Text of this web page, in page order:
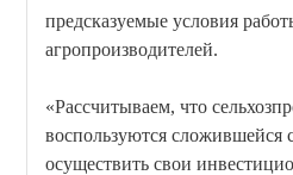
предсказуемые условия
агропроизводителей.
«Рассчитываем, что
воспользуются сложившейся
осуществить свои